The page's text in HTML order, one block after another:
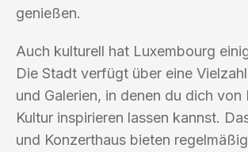
genießen.
Auch kulturell hat Luxembourg
Die Stadt verfügt über eine
und Galerien, in denen du dich von
Kultur inspirieren lassen kannst.
und Konzerthaus bieten